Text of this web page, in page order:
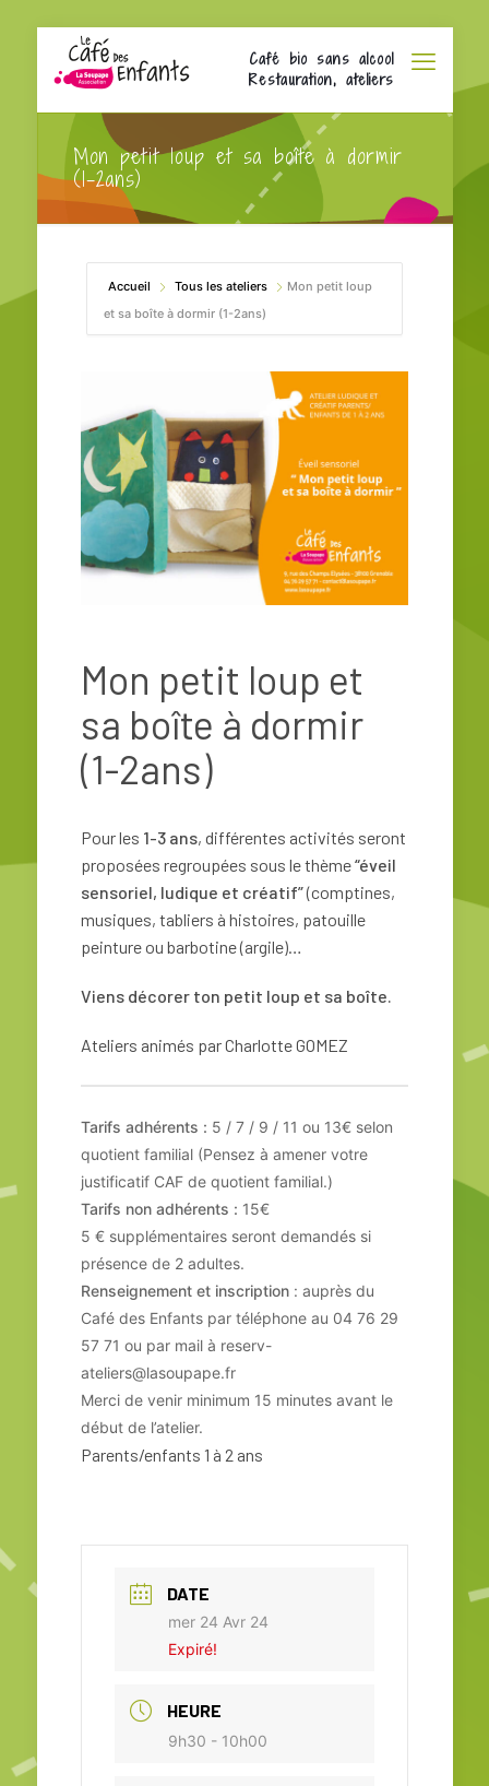
Café bio sans alcool
Restauration, ateliers
Mon petit loup et sa boîte à dormir
(1-2ans)
Accueil Tous les ateliers
Mon petit loup
et sa boîte à dormir (1-2ans)
Mon petit loup et
sa boîte à dormir
(1-2ans)
Pour les 1-3 ans, différentes activités seront
proposées regroupées sous le thème“éveil
sensoriel, ludique et créatif”(comptines,
musiques, tabliers à histoires, patouille
peinture ou barbotine (argile)…
Viens décorer ton petit loup et sa boîte.
Ateliers animés par Charlotte GOMEZ
Tarifs adhérents : 5 / 7 / 9 / 11 ou 13€ selon
quotient familial (Pensez à amener votre
justificatif CAF de quotient familial.)
Tarifs non adhérents : 15€
5 € supplémentaires seront demandés si
présence de 2 adultes.
Renseignement et inscription : auprès du
Café des Enfants par téléphone au 04 76 29
57 71 ou par mail à reserv-
ateliers@lasoupape.fr
Merci de venir minimum 15 minutes avant le
début de l’atelier.
Parents/enfants 1 à 2 ans
DATE
mer 24 Avr 24
Expiré!
HEURE
9h30 - 10h00